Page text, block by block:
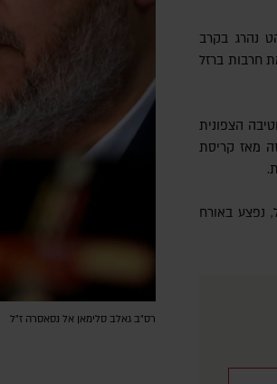
נהרג בקרב
חרבות ברזל
כגשש בחטיבה הצפונית
מאז קריסת
רס״ב גאלב סלימאן אל נסאסרה ז"ל